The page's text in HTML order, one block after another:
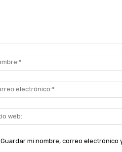
Guardar mi nombre, correo